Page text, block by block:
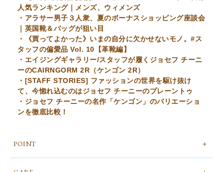
人気ランキング｜メンズ、ウィメンズ
・アラサー男子３人衆、夏のボーナスショッピング座談会
｜英国靴＆バッグが狙い目
・《買ってよかった》いまの自分に欠かせないモノ。#ス
タッフの偏愛品 Vol. 10【革靴編】
・エイジングギャラリー/スタッフが履くジョセフ チーニ
ーのCAIRNGORM 2R（ケンゴン 2R）
・[STAFF STORIES] ファッションの世界を駆け抜け
て、今惚れ込むのはジョセフ チーニーのプレーントゥ
・ジョセフ チーニーの名作「ケンゴン」のバリエーショ
ンを徹底比較！
POINT